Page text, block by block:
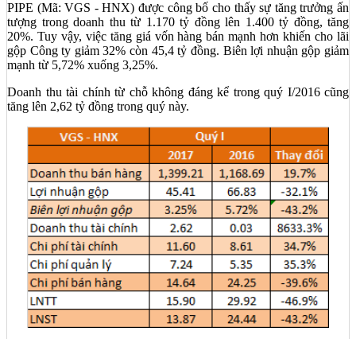
PIPE (Mã: VGS - HNX) được công bố cho thấy sự tăng trưởng ấn
tượng trong doanh thu từ 1.170 tỷ đồng lên 1.400 tỷ đồng, tăng
20%. Tuy vậy, việc tăng giá vốn hàng bán mạnh hơn khiến cho lãi
gộp Công ty giảm 32% còn 45,4 tỷ đồng. Biên lợi nhuận gộp giảm
mạnh từ 5,72% xuống 3,25%.
Doanh thu tài chính từ chỗ không đáng kể trong quý I/2016 cũng
tăng lên 2,62 tỷ đồng trong quý này.